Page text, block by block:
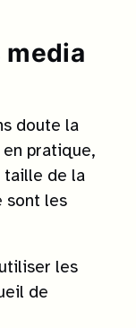
media
doute la
pratique,
taille de la
sont les
les
de